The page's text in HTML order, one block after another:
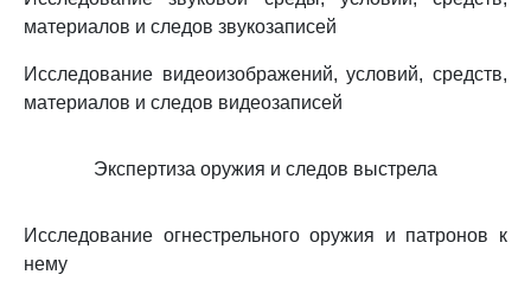
материалов и следов звукозаписей
Исследование видеоизображений, условий, средств,
материалов и следов видеозаписей
Экспертиза оружия и следов выстрела
Исследование огнестрельного оружия и патронов к
нему